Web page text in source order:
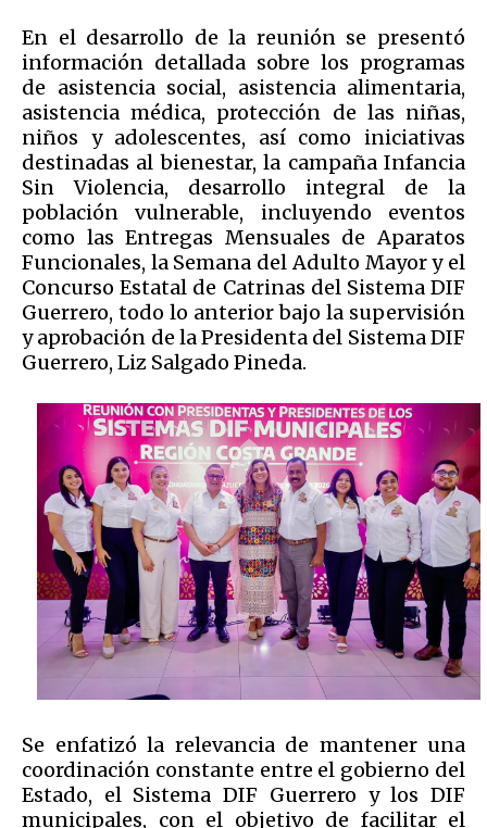
En el desarrollo de la reunión se presentó
información detallada sobre los programas
de asistencia social, asistencia alimentaria,
asistencia médica, protección de las niñas,
niños y adolescentes, así como iniciativas
destinadas al bienestar, la campaña Infancia
Sin Violencia, desarrollo integral de la
población vulnerable, incluyendo eventos
como las Entregas Mensuales de Aparatos
Funcionales, la Semana del Adulto Mayor y el
Concurso Estatal de Catrinas del Sistema DIF
Guerrero, todo lo anterior bajo la supervisión
y aprobación de la Presidenta del Sistema DIF
Guerrero, Liz Salgado Pineda.
Se enfatizó la relevancia de mantener una
coordinación constante entre el gobierno del
Estado, el Sistema DIF Guerrero y los DIF
municipales, con el objetivo de facilitar el